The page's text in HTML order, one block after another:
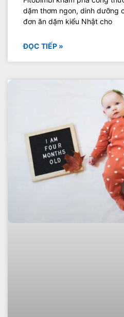
dặm thơm ngon, dinh dưỡng
đơn ăn dặm kiểu Nhật cho
ĐỌC TIẾP »